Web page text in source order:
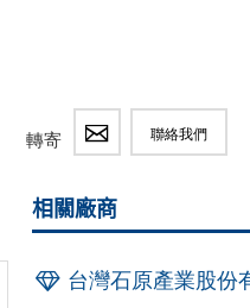
轉寄 聯絡我們
相關廠商
台灣石原產業股份